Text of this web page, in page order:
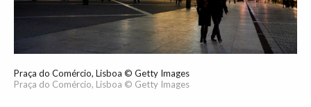
Praça do Comércio, Lisboa © Getty Images
Praça do Comércio, Lisboa © Getty Images